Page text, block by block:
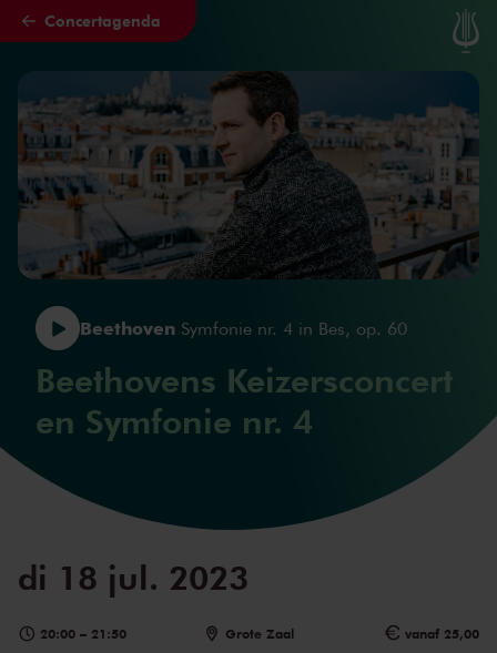
Naar hoofdcontent
Concertagenda
Beethoven Symfonie nr. 4 in Bes, op. 60
Beethovens Keizersconcert
en Symfonie nr. 4
di 18 jul. 2023
20:00 – 21:50 Grote Zaal vanaf 25,00